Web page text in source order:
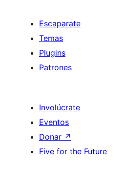
Escaparate
Temas
Plugins
Patrones
Involúcrate
Eventos
Donar ↗
Five for the Future